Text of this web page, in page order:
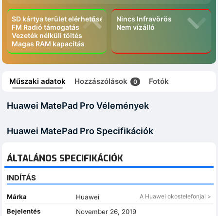
SD kártya terület elérhetőség
FM Radió támogatás
Vezeték nélküli töltés
Magas RAM kapacítás
Nincs Infravörös
Nem vízálló
Műszaki adatok Hozzászólások 0 Fotók
Huawei MatePad Pro Vélemények
Huawei MatePad Pro Specifikációk
ÁLTALÁNOS SPECIFIKÁCIÓK
INDÍTÁS
Márka Huawei A Huawei okostelefonjai >
Bejelentés
November 26, 2019